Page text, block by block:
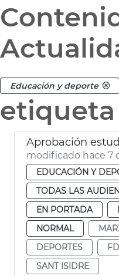
Educación y deporte
etiqueta
modificado hace 7
EDUCACIÓN Y
TODAS LAS
EN PORTADA
NORMAL
DEPORTES
SANT ISIDRE